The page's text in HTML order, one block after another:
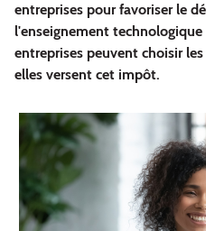
entreprises pour favoriser le
l'enseignement
entreprises peuvent choisir
elles versent cet impôt.